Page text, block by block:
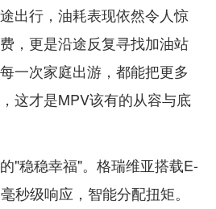
出行，油耗表现依然令人惊
，更是沿途反复寻找加油站
一次家庭出游，都能把更多
这才是MPV该有的从容与底
"稳稳幸福"。格瑞维亚搭载E-
秒级响应，智能分配扭矩。